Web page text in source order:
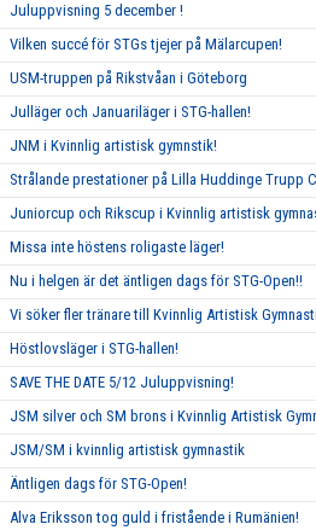
Juluppvisning 5 december !
Vilken succé för STGs tjejer på Mälarcupen!
USM-truppen på Rikstvåan i Göteborg
Julläger och Januariläger i STG-hallen!
JNM i Kvinnlig artistisk gymnstik!
Strålande prestationer på Lilla Huddinge Trupp
Juniorcup och Rikscup i Kvinnlig artistisk
Missa inte höstens roligaste läger!
Nu i helgen är det äntligen dags för STG-Open!!
Vi söker fler tränare till Kvinnlig Artistisk
Höstlovsläger i STG-hallen!
SAVE THE DATE 5/12 Juluppvisning!
JSM silver och SM brons i Kvinnlig Artistisk
JSM/SM i kvinnlig artistisk gymnastik
Äntligen dags för STG-Open!
Alva Eriksson tog guld i fristående i Rumänien!